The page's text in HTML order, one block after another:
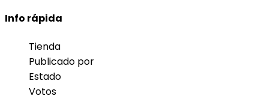
Info rápida
Tienda
Publicado por
Estado
Votos